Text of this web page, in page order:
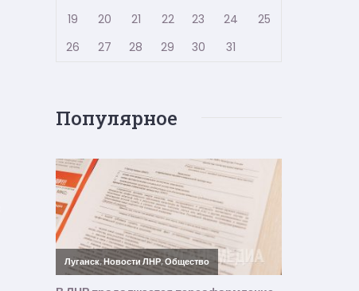
19
20 21 22 23 24
25
26
27 28 29 30 31
Популярное